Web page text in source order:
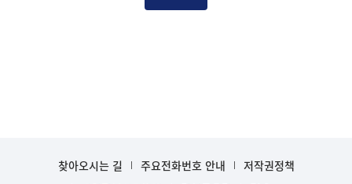
찾아오시는 길 주요전화번호 안내
저작권정책